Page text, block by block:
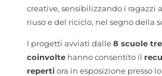
creative, sensibilizzando i ragazzi
riuso e del riciclo, nel segno della
I progetti avviati dalle8 scuole
coinvoltehanno consentito il
reperti ora in esposizione presso